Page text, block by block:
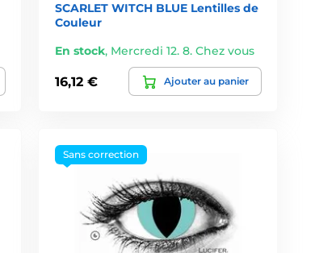
SCARLET WITCH BLUE Lentilles de
Couleur
En stock, Mercredi 12. 8. Chez vous
16,12 € Ajouter au panier
Sans correction